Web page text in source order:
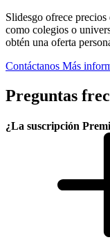
Slidesgo ofrece precios
como colegios o
obtén una oferta
Contáctanos Más
Preguntas
¿La suscripción